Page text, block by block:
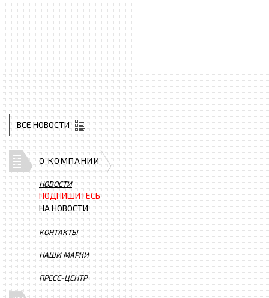
ВСЕ НОВОСТИ
О КОМПАНИИ
НОВОСТИ
ПОДПИШИТЕСЬ
НА НОВОСТИ
КОНТАКТЫ
НАШИ МАРКИ
ПРЕСС-ЦЕНТР